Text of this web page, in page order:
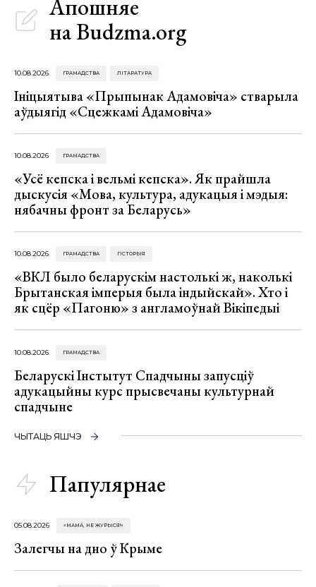
Апошняе
на Budzma.org
10.08.2026 ГРАМАДСТВА ЛІТАРАТУРА
Ініцыятыва «Прыпынак Адамовіча» стварыла
аўдыягід «Сцежкамі Адамовіча»
10.08.2026 ГРАМАДСТВА
«Усё кепска і вельмі кепска». Як прайшла
дыскусія «Мова, культура, адукацыя і мэдыя:
нябачны фронт за Беларусь»
10.08.2026 ГРАМАДСТВА ГІСТОРЫЯ
«ВКЛ было беларускім настолькі ж, наколькі
Брытанская імперыя была індыйскай». Хто і
як сцёр «Пагоню» з англамоўнай Вікіпедыі
10.08.2026 ГРАМАДСТВА
Беларускі Інстытут Спадчыны запусціў
адукацыйны курс прысвечаны культурнай
спадчыне
ЧЫТАЦЬ ЯШЧЭ
Папулярнае
05.08.2026 «МАМА, НЕ ЖУРЫСЯ!»
Залегчы на дно ў Крыме